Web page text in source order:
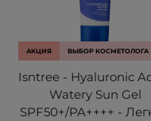
АКЦИЯ ВЫБОР КОСМЕТОЛОГА
Isntree - Hyaluronic
Watery Sun Gel
SPF50+/PA++++ -